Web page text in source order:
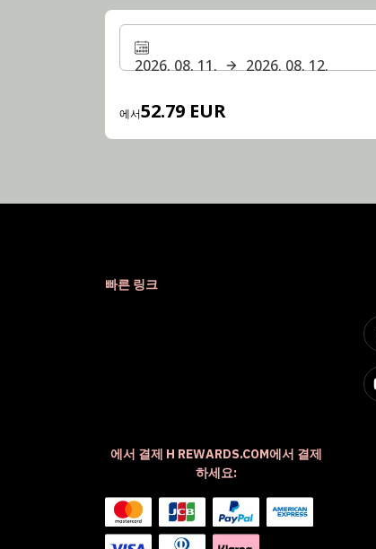
2026. 08. 11. 2026. 08. 12.
에서52.79 EUR
빠른 링크
에서 결제 H REWARDS.COM에서 결제
하세요: